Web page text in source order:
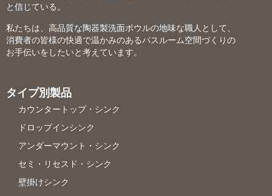
と信じている。
私たちは、高品質な陶器製洗面ボウルの地味な職人として、
消費者の皆様の快適で温かみのあるバスルーム空間づくりの
お手伝いをしたいと考えています。
タイプ別製品
カウンタートップ・シンク
ドロップインシンク
アンダーマウント・シンク
セミ・リセスド・シンク
壁掛けシンク